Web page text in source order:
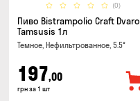
(0)
Пиво Bistrampolio Craft Dvaro
Tamsusis 1л
Темное, Нефильтрованное, 5.5°
197,00
грн за 1 шт